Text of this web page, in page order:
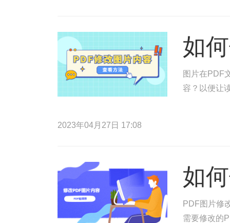
如
图片在PDF
容？以便让
2023年04月27日 17:08
如
PDF图片修
需要修改的